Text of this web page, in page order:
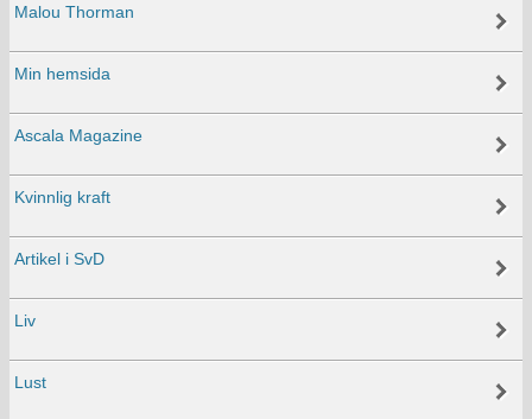
Malou Thorman
Min hemsida
Ascala Magazine
Kvinnlig kraft
Artikel i SvD
Liv
Lust